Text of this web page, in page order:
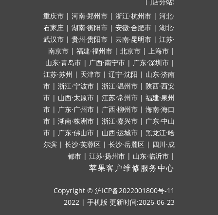
重庆市 | 河南·郑州市 | 浙江·杭州市 | 河北·
石家庄 | 湖南·衡阳市 | 安徽·合肥市 | 湖北·
武汉市 | 贵州·贵阳市 | 云南·昆明市 | 江苏·
南京市 | 福建·福州市 | 北京市 | 上海市 |
山东·青岛市 | 广西·南宁市 | 广东·深圳市 |
江苏·苏州 | 天津市 | 辽宁·沈阳 | 山东·济南
市 | 浙江·宁波市 | 浙江·温州市 | 陕西·西安
市 | 山西·太原市 | 江苏·常州市 | 福建·泉州
市 | 广东·广州市 | 广西·柳州市 | 海南·海口
市 | 湖南·株洲市 | 浙江·嘉兴市 | 广东·中山
市 | 广东·佛山市 | 山西·运城市 | 黑龙江·哈
尔滨 | 长沙·芙蓉区 | 长沙·岳麓区 | 四川·成
都市 | 江苏·扬州市 | 山东·临沂市 |
苹果客户维修服务中心
Copyright © 沪ICP备2022001800号-11
2022 | 手机版 更新时间:2026-06-23